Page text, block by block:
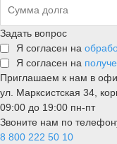
Задать вопрос
Я согласен на
Я согласен на
Приглашаем к нам в
ул. Марксистская 34,
09:00 до 19:00 пн-пт
Звоните нам по
8 800 222 50 10